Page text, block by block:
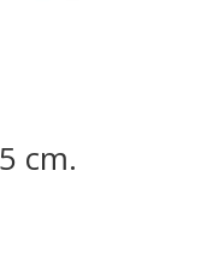
cm.